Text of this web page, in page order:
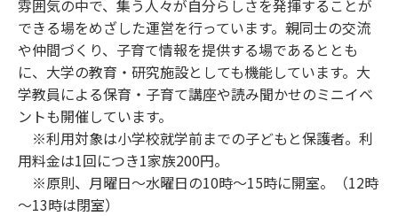
雰囲気の中で、集う人々が自分らしさを発揮することが
できる場をめざした運営を行っています。親同士の交流
や仲間づくり、子育て情報を提供する場であるととも
に、大学の教育・研究施設としても機能しています。大
学教員による保育・子育て講座や読み聞かせのミニイベ
ントも開催しています。
※利用対象は小学校就学前までの子どもと保護者。利
用料金は1回につき1家族200円。
※原則、月曜日～水曜日の10時～15時に開室。（12時
～13時は閉室）